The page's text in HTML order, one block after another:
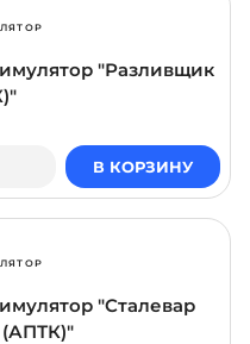
"Разливщик
В КОРЗИНУ
"Сталевар
(АПТК)"